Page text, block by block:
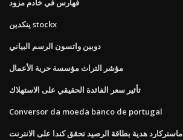
فهارس في خادم مزود
ينكدين stockx
دوبين واتسون الرسم البياني
مؤشر التراث مؤسسة حرية الأعمال
تأثير سعر الفائدة الحقيقي على الاستهلاك
Conversor da moeda banco de portugal
ماستركارد هدية بطاقة الرصيد تحقق كندا على الانترنت